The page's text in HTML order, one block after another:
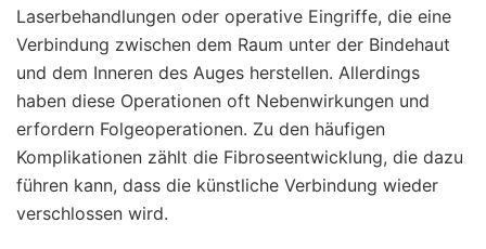
Laserbehandlungen oder operative Eingriffe, die eine
Verbindung zwischen dem Raum unter der Bindehaut
und dem Inneren des Auges herstellen. Allerdings
haben diese Operationen oft Nebenwirkungen und
erfordern Folgeoperationen. Zu den häufigen
Komplikationen zählt die Fibroseentwicklung, die dazu
führen kann, dass die künstliche Verbindung wieder
verschlossen wird.